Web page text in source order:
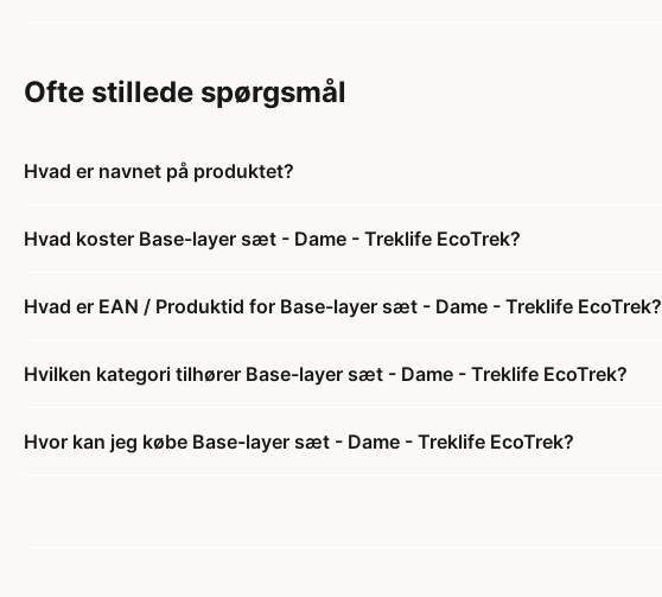
Ofte stillede spørgsmål
Hvad er navnet på produktet?
Hvad koster Base-layer sæt - Dame - Treklife EcoTrek?
Hvad er EAN / Produktid for Base-layer sæt - Dame - Treklife EcoTrek?
Hvilken kategori tilhører Base-layer sæt - Dame - Treklife EcoTrek?
Hvor kan jeg købe Base-layer sæt - Dame - Treklife EcoTrek?